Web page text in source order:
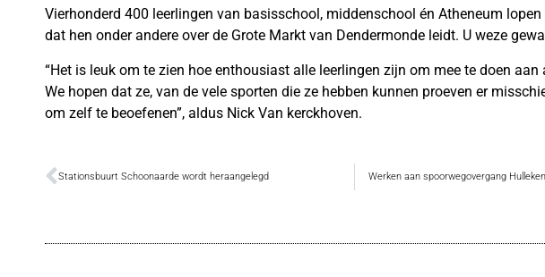
Vierhonderd 400 leerlingen van basisschool, middenschool én Atheneum
dat hen onder andere over de Grote Markt van Dendermonde leidt. U weze
“Het is leuk om te zien hoe enthousiast alle leerlingen zijn om mee te doen aan
We hopen dat ze, van de vele sporten die ze hebben kunnen proeven er
om zelf te beoefenen”, aldus Nick Van kerckhoven.
Stationsbuurt Schoonaarde wordt heraangelegd Werken aan spoorwegovergang